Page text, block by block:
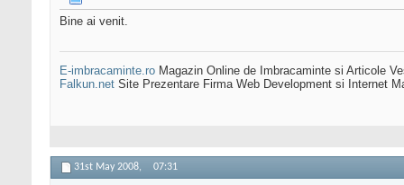
Bine ai venit.
E-imbracaminte.ro Magazin Online de Imbracaminte si Articole
Falkun.net Site Prezentare Firma Web Development si Internet
31st May 2008, 07:31